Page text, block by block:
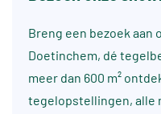
Breng een bezoek aan
Doetinchem, dé
meer dan 600 m²
tegelopstellingen, alle